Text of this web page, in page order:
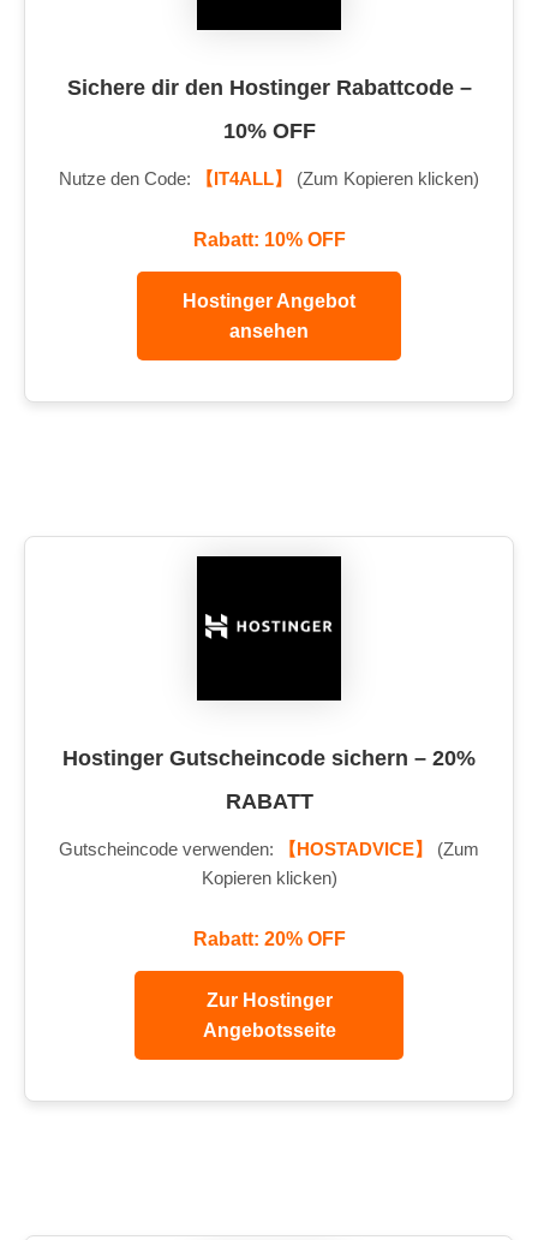
Sichere dir den Hostinger Rabattcode –
10% OFF
Nutze den Code: 【IT4ALL】 (Zum Kopieren klicken)
Rabatt: 10% OFF
Hostinger Angebot
ansehen
Hostinger Gutscheincode sichern – 20%
RABATT
Gutscheincode verwenden: 【HOSTADVICE】
(Zum
Kopieren klicken)
Rabatt: 20% OFF
Zur Hostinger
Angebotsseite